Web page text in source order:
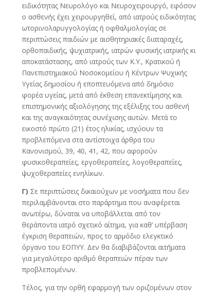
ειδικότητας Νευρολόγο και Νευροχειρουργό, εφόσον
ο ασθενής έχει χειρουργηθεί, από ιατρούς ειδικότητας
ωτορινολαρυγγολογίας ή οφθαλμολογίας σε
περιπτώσεις παιδιών με αισθητηριακές διαταραχές,
ορθοπαιδικής, ψυχιατρικής, ιατρών φυσικής ιατρικής κι
αποκατάστασης, από ιατρούς των Κ.Υ., Κρατικού ή
Πανεπιστημιακού Νοσοκομείου ή Κέντρων Ψυχικής
Υγείας δημοσίου ή εποπτευόμενα από δημόσιο
φορέα υγείας, μετά από έκθεση επανεκτίμησης και
επιστημονικής αξιολόγησης της εξέλιξης του ασθενή
και της αναγκαιότητας συνέχισης αυτών. Μετά το
εικοστό πρώτο (21) έτος ηλικίας, ισχύουν τα
προβλεπόμενα στα αντίστοιχα άρθρα του
Κανονισμού, 39, 40, 41, 42, που αφορούν
φυσικοθεραπείες, εργοθεραπείες, λογοθεραπείες,
ψυχοθεραπείες ενηλίκων.
Γ) Σε περιπτώσεις δικαιούχων με νοσήματα που δεν
περιλαμβάνονται στο παράρτημα που αναφέρεται
ανωτέρω, δύναται να υποβάλλεται από τον
θεράποντα ιατρό σχετικό αίτημα, για καθ’ υπέρβαση
έγκριση θεραπειών, προς το αρμόδιο ελεγκτικό
όργανο του ΕΟΠΥΥ. Δεν θα διαβιβάζονται αιτήματα
για μεγαλύτερο αριθμό θεραπειών πέραν των
προβλεπομένων.
Τέλος, για την ορθή εφαρμογή των οριζομένων στον